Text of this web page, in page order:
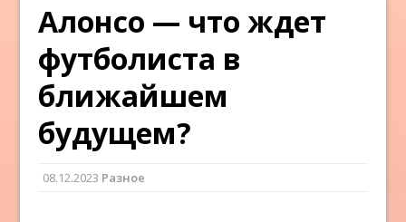
Алонсо — что ждет
футболиста в
ближайшем
будущем?
08.12.2023 Разное